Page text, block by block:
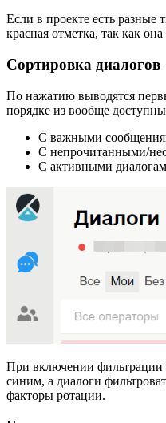
Если в проекте есть разные
красная отметка, так как
Сортировка диалогов
По нажатию выводятся
порядке из вообще
С важными
С непрочитанными/
С активными
При включении фильтрации
синим, а диалоги
факторы ротации.